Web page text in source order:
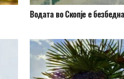
Водата во Скопје е